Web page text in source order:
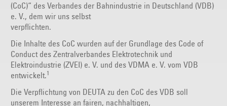
(CoC)“ des Verbandes der Bahnindustrie in Deutschland (VDB)
e. V., dem wir uns selbst
verpflichten.
Die Inhalte des CoC wurden auf der Grundlage des Code of
Conduct des Zentralverbandes Elektrotechnik und
Elektroindustrie (ZVEI) e. V. und des VDMA e. V. vom VDB
entwickelt.1
Die Verpflichtung von DEUTA zu den CoC des VDB soll
unserem Interesse an fairen, nachhaltigen,